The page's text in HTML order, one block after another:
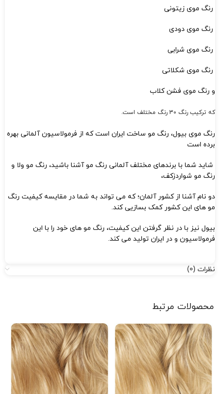
رنگ موی زیتونی
رنگ موی دودی
رنگ موی شرابی
رنگ موی شکلاتی
و رنگ موی فشن کلاب
که ترکیب رنگ 30 رنگ مختلف است.
رنگ موی بیول، رنگ مو ساخت ایران است که از فرمولاسیون آلمانی بهره
برده است
شاید شما با برندهای مختلف آلمانی رنگ مو آشنا باشید، رنگ مو ولا و
رنگ مو شواردزکف،
دو نام آشنا از کشور آلمان؛ که می تواند به شما در مقایسه کیفیت رنگ
مو های این کشور کمک بسازیی کند.
بیول نیز با در نظر گرفتن این کیفیت، رنگ مو های خود را با این
فرمولاسیون و در ایران تولید می کند.
نظرات (0)
محصولات مرتبط